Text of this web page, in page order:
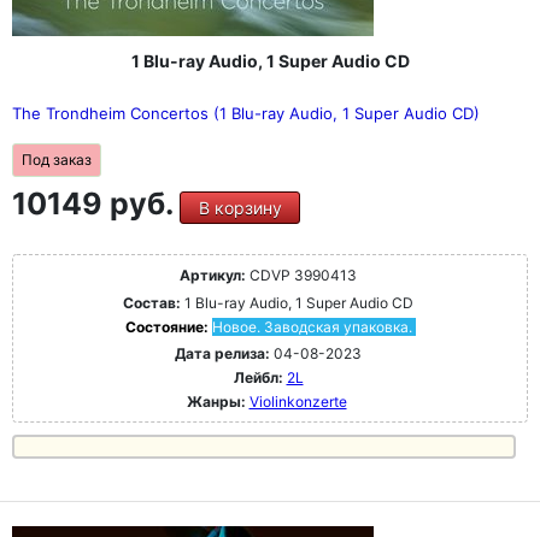
1 Blu-ray Audio, 1 Super Audio CD
The Trondheim Concertos (1 Blu-ray Audio, 1 Super Audio CD)
Под заказ
10149 руб. В корзину
Артикул: CDVP 3990413
Состав: 1 Blu-ray Audio, 1 Super Audio CD
Состояние: Новое. Заводская упаковка.
Дата релиза: 04-08-2023
Лейбл: 2L
Жанры: Violinkonzerte